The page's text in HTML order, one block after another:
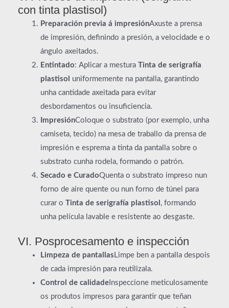
con tinta plastisol)
Preparación previa á impresiónAxuste a prensa
de impresión, definindo a presión, a velocidade e o
ángulo axeitados.
Entintado: Aplicar a mestura Tinta de serigrafía
plastisol
uniformemente na pantalla, garantindo
unha cantidade axeitada para evitar
desbordamentos ou insuficiencia.
ImpresiónColoque o substrato (por exemplo, unha
camiseta, tecido) na mesa de traballo da prensa de
impresión e esprema a tinta da pantalla sobre o
substrato cunha rodela, formando o patrón.
Secado e CuradoQuenta o substrato impreso nun
forno de aire quente ou nun forno de túnel para
curar o Tinta de serigrafía plastisol , formando
unha película lavable e resistente ao desgaste.
VI. Posprocesamento e inspección
Limpeza de pantallas Limpe ben a pantalla despois
de cada impresión para reutilizala.
Control de calidadeInspeccione meticulosamente
os produtos impresos para garantir que teñan